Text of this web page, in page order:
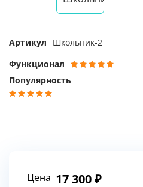
Артикул Школьник-2
Функционал
Популярность
Цена 17 300